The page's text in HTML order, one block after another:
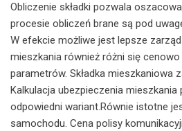
Obliczenie składki pozwala
procesie obliczeń brane są pod
W efekcie możliwe jest lepsze
mieszkania również różni się
parametrów. Składka mieszkaniowa
Kalkulacja ubezpieczenia mieszkania
odpowiedni wariant.Równie istotne
samochodu. Cena polisy